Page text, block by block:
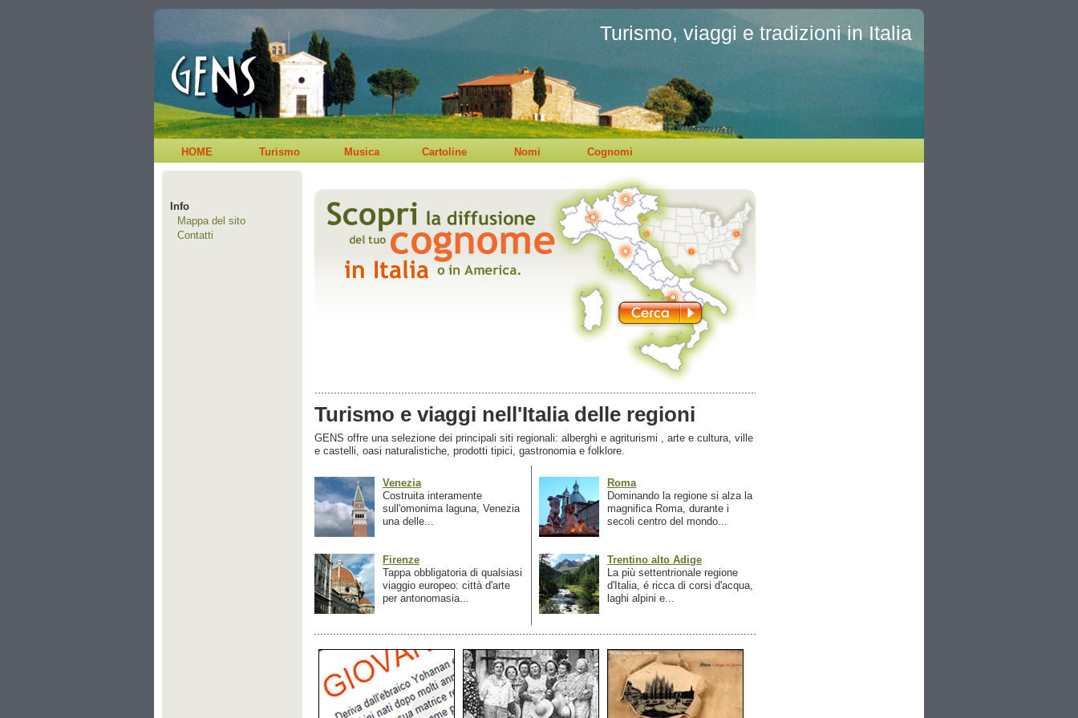
Turismo, viaggi e tradizioni in Italia
HOME Turismo Musica Cartoline Nomi Cognomi
Info
Mappa del sito
Contatti
Turismo e viaggi nell'Italia delle regioni
GENS offre una selezione dei principali siti regionali: alberghi e agriturismi , arte e cultura, ville
e castelli, oasi naturalistiche, prodotti tipici, gastronomia e folklore.
Venezia
Costruita interamente
sull'omonima laguna, Venezia
una delle...
Firenze
Tappa obbligatoria di qualsiasi
viaggio europeo: città d'arte
per antonomasia...
Roma
Dominando la regione si alza la
magnifica Roma, durante i
secoli centro del mondo...
Trentino alto Adige
La più settentrionale regione
d'Italia, é ricca di corsi d'acqua,
laghi alpini e...